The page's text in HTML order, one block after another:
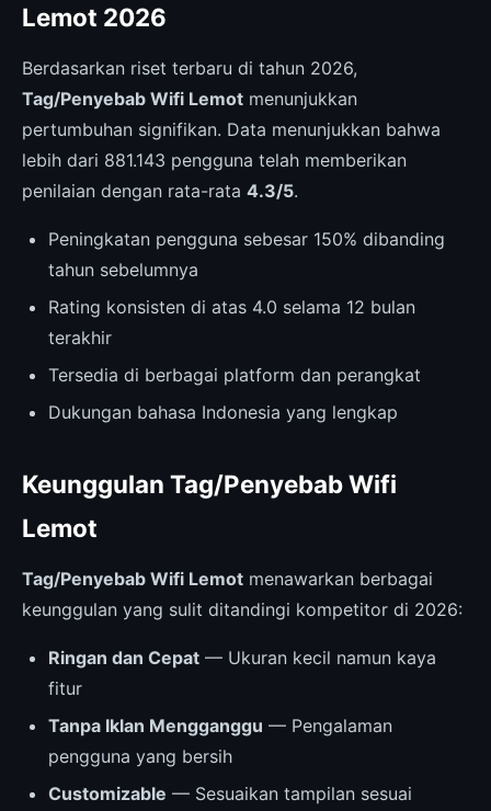
Lemot 2026
Berdasarkan riset terbaru di tahun 2026,
Tag/Penyebab Wifi Lemot menunjukkan
pertumbuhan signifikan. Data menunjukkan bahwa
lebih dari 881.143 pengguna telah memberikan
penilaian dengan rata-rata 4.3/5.
Peningkatan pengguna sebesar 150% dibanding
tahun sebelumnya
Rating konsisten di atas 4.0 selama 12 bulan
terakhir
Tersedia di berbagai platform dan perangkat
Dukungan bahasa Indonesia yang lengkap
Keunggulan Tag/Penyebab Wifi
Lemot
Tag/Penyebab Wifi Lemot menawarkan berbagai
keunggulan yang sulit ditandingi kompetitor di 2026:
Ringan dan Cepat — Ukuran kecil namun kaya
fitur
Tanpa Iklan Mengganggu — Pengalaman
pengguna yang bersih
Customizable — Sesuaikan tampilan sesuai